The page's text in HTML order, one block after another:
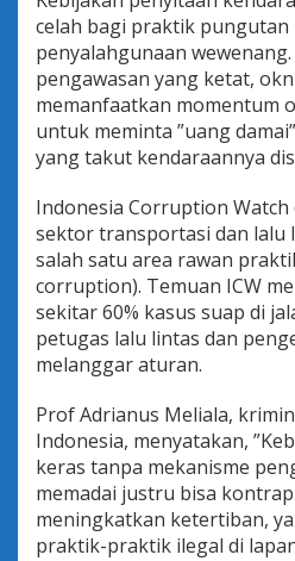
celah bagi praktik pungutan
penyalahgunaan
pengawasan yang ketat,
memanfaatkan momentum
untuk meminta ”uang
yang takut kendaraannya
Indonesia Corruption Watch
sektor transportasi dan lalu
salah satu area rawan
corruption). Temuan ICW
sekitar 60% kasus suap di
petugas lalu lintas dan
melanggar aturan.
Prof Adrianus Meliala,
Indonesia, menyatakan,
keras tanpa mekanisme
memadai justru bisa
meningkatkan ketertiban,
praktik-praktik ilegal di